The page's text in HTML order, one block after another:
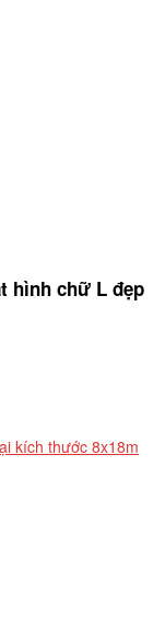
hình chữ L đẹp